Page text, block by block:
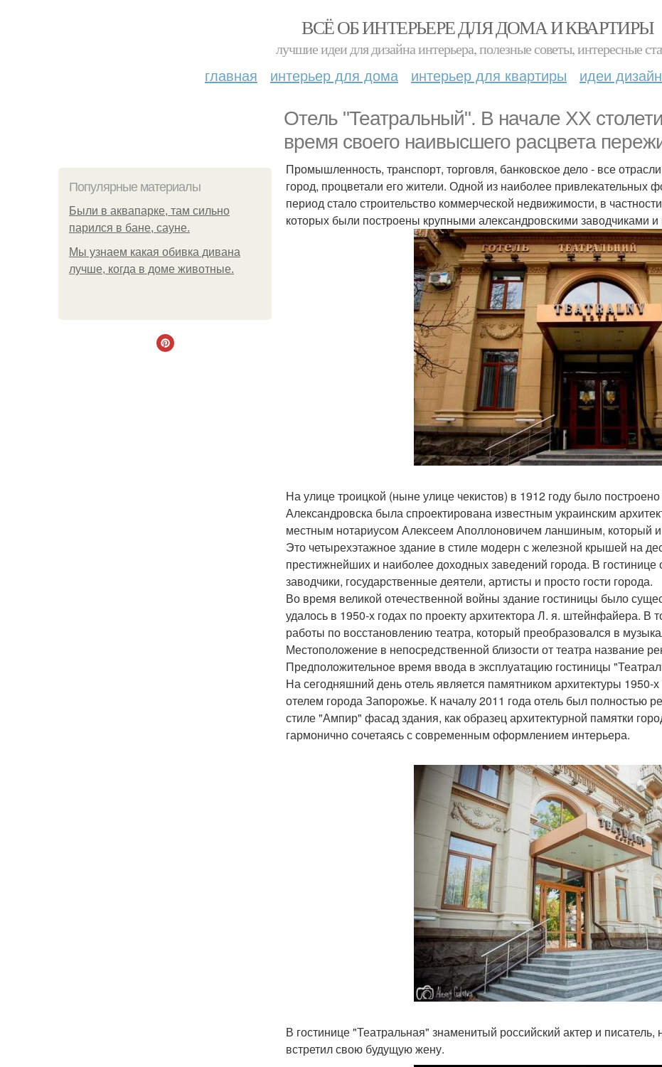
ВСЁ ОБ ИНТЕРЬЕРЕ ДЛЯ ДОМА И КВАРТИРЫ
лучшие идеи для дизайна интерьера, полезные советы, интересные
главная интерьер для дома интерьер для квартиры идеи
Отель "Театральный". В начале ХХ
время своего наивысшего расцвета
Популярные материалы
Были в аквапарке, там сильно
парился в бане, сауне.
Мы узнаем какая обивка дивана
лучше, когда в доме животные.
Промышленность, транспорт, торговля, банковское дело - все
город, процветали его жители. Одной из наиболее привлекательных
период стало строительство коммерческой недвижимости, в
которых были построены крупными александровскими заводчиками и
На улице троицкой (ныне улице чекистов) в 1912 году было
Александровска была спроектирована известным украинским
местным нотариусом Алексеем Аполлоновичем ланшиным, который
Это четырехэтажное здание в стиле модерн с железной крышей на
престижнейших и наиболее доходных заведений города. В гостинице
заводчики, государственные деятели, артисты и просто гости города.
Во время великой отечественной войны здание гостиницы было
удалось в 1950-х годах по проекту архитектора Л. я. штейнфайера. В
работы по восстановлению театра, который преобразовался в
Местоположение в непосредственной близости от театра название
Предположительное время ввода в эксплуатацию гостиницы
На сегодняшний день отель является памятником архитектуры 1950-
отелем города Запорожье. К началу 2011 года отель был полностью
стиле "Ампир" фасад здания, как образец архитектурной памятки
гармонично сочетаясь с современным оформлением интерьера.
В гостинице "Театральная" знаменитый российский актер и
встретил свою будущую жену.